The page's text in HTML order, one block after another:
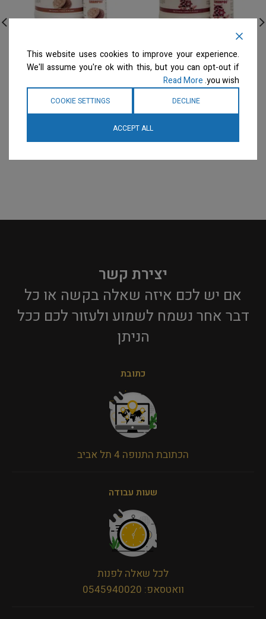
תבלין ג’ינג’ר – דילול 50:1
Ginger Spice
שמפו
המחיר ייחשף רק לבעלי
מספרות רשומיםצרו קשר
עוגיה מתוקה – דילול 50:1
Sweet Cookie
שמפו
המחיר ייחשף רק לבעלי
מספרות רשומיםצרו קשר
יצירת קשר
אם יש לכם איזה שאלה בקשה או כל
דבר אחר נשמח לשמוע ולעזור לכם ככל
הניתן​
כתובת
הכתובת התנופה 4 תל אביב
שעות עבודה
לכל שאלה לפנות
וואטסאפ: 0545940020
This website uses cookies to improve your experience.
We'll assume you're ok with this, but you can opt-out if
you wish.
Read More
DECLINE
COOKIE SETTINGS
ACCEPT ALL